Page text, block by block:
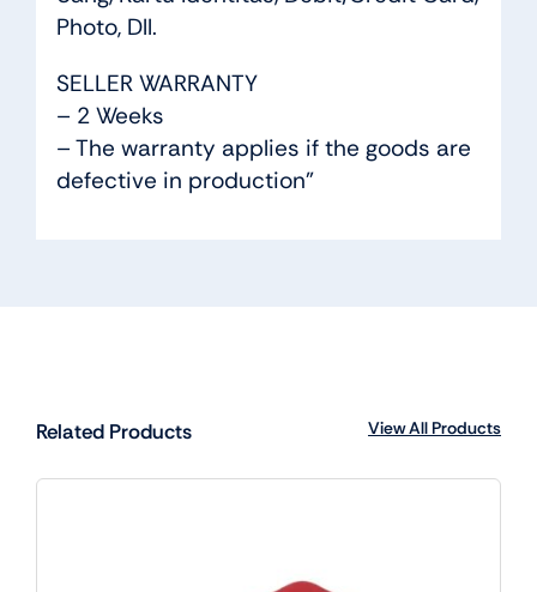
Photo, Dll.
SELLER WARRANTY
– 2 Weeks
– The warranty applies if the goods are
defective in production”
Related Products View All Products